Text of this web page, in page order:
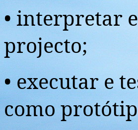
• interpretar
projecto;
• executar e
como